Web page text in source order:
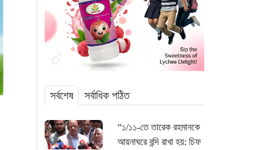
সর্বশেষ সর্বাধিক পঠিত
“১/১১-তে তারেক রহমানকে
আয়নাঘরে বন্দি রাখা হয়: চিফ